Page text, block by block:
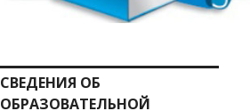
СВЕДЕНИЯ ОБ
ОБРАЗОВАТЕЛЬНОЙ